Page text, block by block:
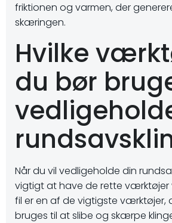
friktionen og varmen, der
skæringen.
Hvilke
du bør
Når du vil vedligeholde din
vigtigt at have de rette værktøjer
fil er en af de vigtigste værktøjer,
bruges til at slibe og skærpe